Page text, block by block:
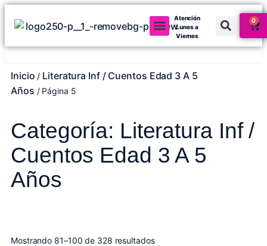
Atención
Lunes a
Viernes
0
Inicio / Literatura Inf / Cuentos Edad 3 A 5
Años / Página 5
Categoría: Literatura Inf /
Cuentos Edad 3 A 5
Años
Mostrando 81–100 de 328 resultados